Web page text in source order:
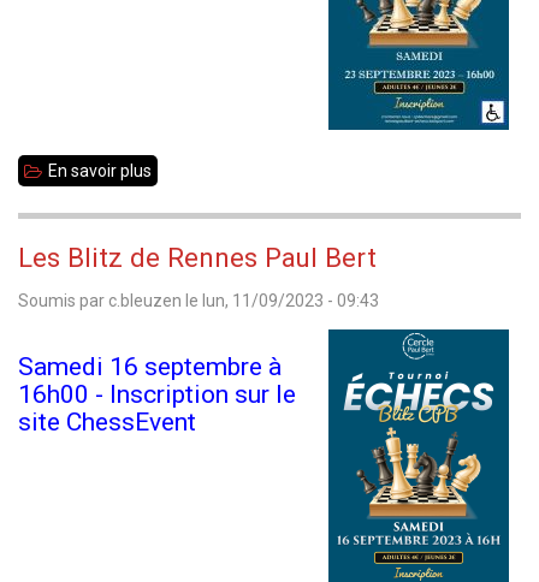
En savoir plus
de
Rennes
Bert
Les Blitz de Rennes Paul Bert
Soumis par c.bleuzen le lun, 11/09/2023 - 09:43
Samedi 16 septembre à
16h00 - Inscription sur le
site ChessEvent